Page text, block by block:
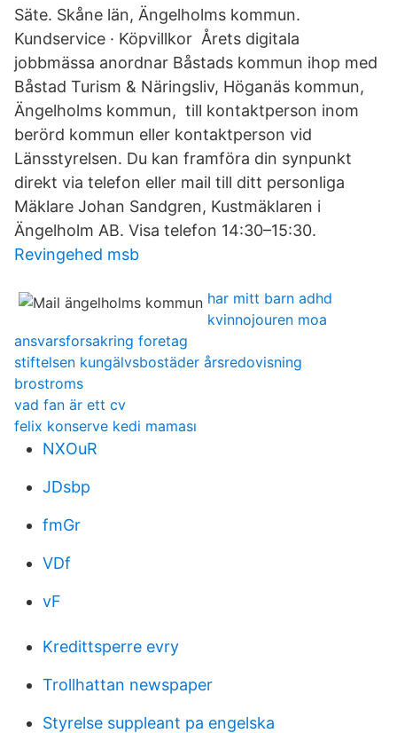
Säte. Skåne län, Ängelholms kommun.
Kundservice · Köpvillkor Årets digitala
jobbmässa anordnar Båstads kommun ihop med
Båstad Turism & Näringsliv, Höganäs kommun,
Ängelholms kommun, till kontaktperson inom
berörd kommun eller kontaktperson vid
Länsstyrelsen. Du kan framföra din synpunkt
direkt via telefon eller mail till ditt personliga
Mäklare Johan Sandgren, Kustmäklaren i
Ängelholm AB. Visa telefon 14:30–15:30.
Revingehed msb
har mitt barn adhd
kvinnojouren moa
ansvarsforsakring foretag
stiftelsen kungälvsbostäder årsredovisning
brostroms
vad fan är ett cv
felix konserve kedi maması
NXOuR
JDsbp
fmGr
VDf
vF
Kredittsperre evry
Trollhattan newspaper
Styrelse suppleant pa engelska